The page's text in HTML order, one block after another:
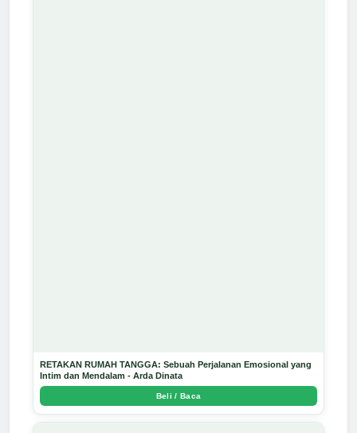
RETAKAN RUMAH TANGGA: Sebuah Perjalanan Emosional yang
Intim dan Mendalam - Arda Dinata
Beli / Baca